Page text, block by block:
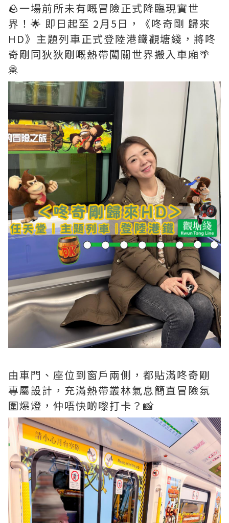
🪨一場前所未有嘅冒險正式降臨現實世
界！🌟 即日起至 2月5日，《咚奇剛 歸來
HD》主題列車正式登陸港鐵觀塘綫，將咚
奇剛同狄狄剛嘅熱帶闖關世界搬入車廂🌴
🦧
由車門、座位到窗戶兩側，都貼滿咚奇剛
專屬設計，充滿熱帶叢林氣息簡直冒險氛
圍爆燈，仲唔快啲嚟打卡？📸